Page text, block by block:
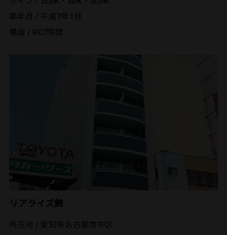
築年月 / 平成7年1月
構造 / RC7階建
リアライズ錦
所在地 / 愛知県名古屋市中区